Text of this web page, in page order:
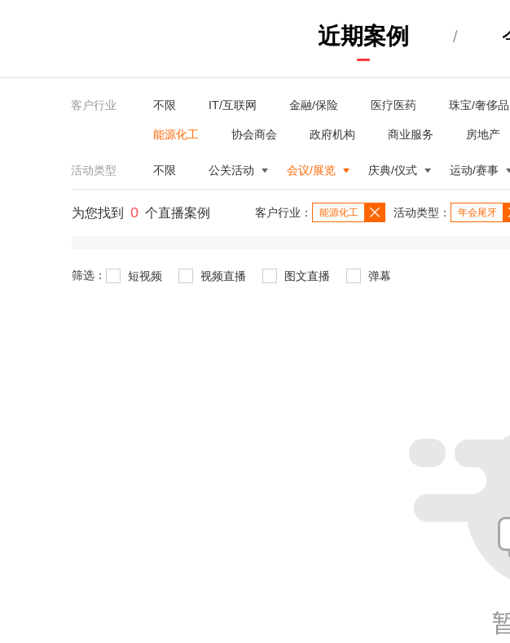
近期案例 /
客户行业 不限 IT/互联网 金融/保险 医疗医药 珠宝/奢侈品
能源化工 协会商会 政府机构 商业服务 房地产
活动类型 不限 公关活动 会议/展览 庆典/仪式 运动/赛事
为您找到 0 个直播案例 客户行业： 能源化工 活动类型： 年会尾牙
筛选： 短视频 视频直播 图文直播 弹幕